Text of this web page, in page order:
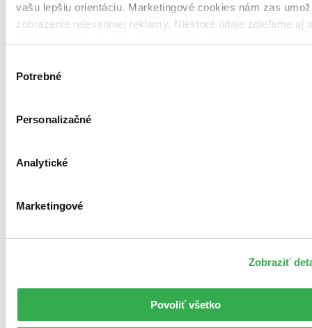
vašu lepšiu orientáciu. Marketingové cookies nám zas
zobrazenie relevantnej reklamy. Niektoré údaje zdieľame aj
súhlasu
Potrebné
Personalizačné
Analytické
Marketingové
Zobraziť
Povoliť všetko